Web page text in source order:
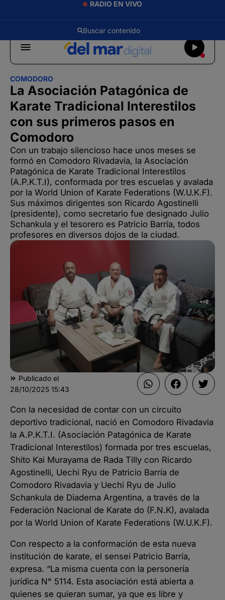
RADIO EN VIVO
COMODORO
La Asociación Patagónica de
Karate Tradicional Interestilos
con sus primeros pasos en
Comodoro
Con un trabajo silencioso hace unos meses se
formó en Comodoro Rivadavia, la Asociación
Patagónica de Karate Tradicional Interestilos
(A.P.K.T.I), conformada por tres escuelas y avalada
por la World Union of Karate Federations (W.U.K.F).
Sus máximos dirigentes son Ricardo Agostinelli
(presidente), como secretario fue designado Julio
Schankula y el tesorero es Patricio Barría, todos
profesores en diversos dojos de la ciudad.
Publicado el
28/10/2025 15:43
Con la necesidad de contar con un circuito
deportivo tradicional, nació en Comodoro Rivadavia
la A.P.K.T.I. (Asociación Patagónica de Karate
Tradicional Interestilos) formada por tres escuelas,
Shito Kai Murayama de Rada Tilly con Ricardo
Agostinelli, Uechi Ryu de Patricio Barría de
Comodoro Rivadavia y Uechi Ryu de Julio
Schankula de Diadema Argentina, a través de la
Federación Nacional de Karate do (F.N.K), avalada
por la World Union of Karate Federations (W.U.K.F).
Con respecto a la conformación de esta nueva
institución de karate, el sensei Patricio Barría,
expresa. “La misma cuenta con la personería
jurídica N° 5114. Esta asociación está abierta a
quienes se quieran sumar, ya que es libre y